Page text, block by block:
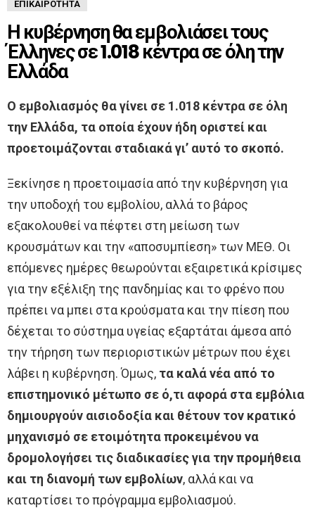
ΕΠΙΚΑΙΡΌΤΗΤΑ
Η κυβέρνηση θα εμβολιάσει τους
Έλληνες σε 1.018 κέντρα σε όλη την
Ελλάδα
Ο εμβολιασμός θα γίνει σε 1.018 κέντρα σε όλη
την Ελλάδα, τα οποία έχουν ήδη οριστεί και
προετοιμάζονται σταδιακά γι’ αυτό το σκοπό.
Ξεκίνησε η προετοιμασία από την κυβέρνηση για
την υποδοχή του εμβολίου, αλλά το βάρος
εξακολουθεί να πέφτει στη μείωση των
κρουσμάτων και την «αποσυμπίεση» των ΜΕΘ. Οι
επόμενες ημέρες θεωρούνται εξαιρετικά κρίσιμες
για την εξέλιξη της πανδημίας και το φρένο που
πρέπει να μπει στα κρούσματα και την πίεση που
δέχεται το σύστημα υγείας εξαρτάται άμεσα από
την τήρηση των περιοριστικών μέτρων που έχει
λάβει η κυβέρνηση. Όμως, τα καλά νέα από το
επιστημονικό μέτωπο σε ό,τι αφορά στα εμβόλια
δημιουργούν αισιοδοξία και θέτουν τον κρατικό
μηχανισμό σε ετοιμότητα προκειμένου να
δρομολογήσει τις διαδικασίες για την προμήθεια
και τη διανομή των εμβολίων, αλλά και να
καταρτίσει το πρόγραμμα εμβολιασμού.